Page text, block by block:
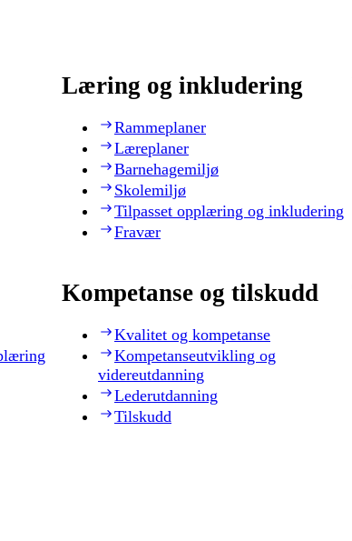
Læring og inkludering
Rammeplaner
Læreplaner
Barnehagemiljø
Skolemiljø
Tilpasset opplæring og inkludering
Fravær
Kompetanse og tilskudd
Kvalitet og kompetanse
Kompetanseutvikling og
videreutdanning
Lederutdanning
Tilskudd